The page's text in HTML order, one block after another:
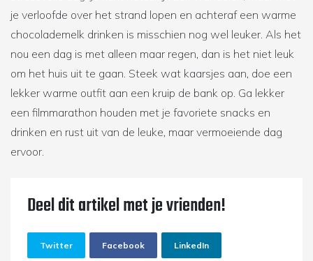
je verloofde over het strand lopen en achteraf een warme
chocolademelk drinken is misschien nog wel leuker. Als het
nou een dag is met alleen maar regen, dan is het niet leuk
om het huis uit te gaan. Steek wat kaarsjes aan, doe een
lekker warme outfit aan een kruip de bank op. Ga lekker
een filmmarathon houden met je favoriete snacks en
drinken en rust uit van de leuke, maar vermoeiende dag
ervoor.
Deel dit artikel met je vrienden!
Twitter Facebook LinkedIn